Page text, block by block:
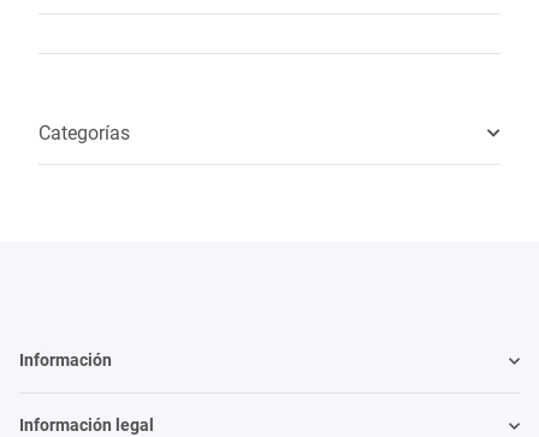
Categorías
Información
Información legal